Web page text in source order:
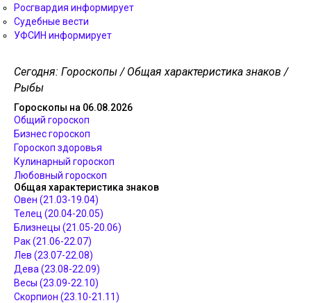
Росгвардия информирует
Судебные вести
УФСИН информирует
Сегодня: Гороскопы / Общая характеристика знаков /
Рыбы
Гороскопы на 06.08.2026
Общий гороскоп
Бизнес гороскоп
Гороскоп здоровья
Кулинарный гороскоп
Любовный гороскоп
Общая характеристика знаков
Овен (21.03-19.04)
Телец (20.04-20.05)
Близнецы (21.05-20.06)
Рак (21.06-22.07)
Лев (23.07-22.08)
Дева (23.08-22.09)
Весы (23.09-22.10)
Скорпион (23.10-21.11)